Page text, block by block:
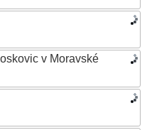
v Moravské